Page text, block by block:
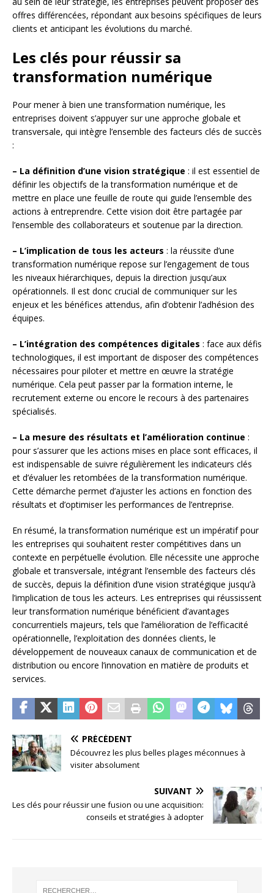
offres différencées, répondant aux besoins spécifiques de leurs
clients et anticipant les évolutions du marché.
Les clés pour réussir sa
transformation numérique
Pour mener à bien une transformation numérique, les
entreprises doivent s’appuyer sur une approche globale et
transversale, qui intègre l’ensemble des facteurs clés de succès
:
– La définition d’une vision stratégique : il est essentiel de
définir les objectifs de la transformation numérique et de
mettre en place une feuille de route qui guide l’ensemble des
actions à entreprendre. Cette vision doit être partagée par
l’ensemble des collaborateurs et soutenue par la direction.
– L’implication de tous les acteurs : la réussite d’une
transformation numérique repose sur l’engagement de tous
les niveaux hiérarchiques, depuis la direction jusqu’aux
opérationnels. Il est donc crucial de communiquer sur les
enjeux et les bénéfices attendus, afin d’obtenir l’adhésion des
équipes.
– L’intégration des compétences digitales : face aux défis
technologiques, il est important de disposer des compétences
nécessaires pour piloter et mettre en œuvre la stratégie
numérique. Cela peut passer par la formation interne, le
recrutement externe ou encore le recours à des partenaires
spécialisés.
– La mesure des résultats et l’amélioration continue :
pour s’assurer que les actions mises en place sont efficaces, il
est indispensable de suivre régulièrement les indicateurs clés
et d’évaluer les retombées de la transformation numérique.
Cette démarche permet d’ajuster les actions en fonction des
résultats et d’optimiser les performances de l’entreprise.
En résumé, la transformation numérique est un impératif pour
les entreprises qui souhaitent rester compétitives dans un
contexte en perpétuelle évolution. Elle nécessite une approche
globale et transversale, intégrant l’ensemble des facteurs clés
de succès, depuis la définition d’une vision stratégique jusqu’à
l’implication de tous les acteurs. Les entreprises qui réussissent
leur transformation numérique bénéficient d’avantages
concurrentiels majeurs, tels que l’amélioration de l’efficacité
opérationnelle, l’exploitation des données clients, le
développement de nouveaux canaux de communication et de
distribution ou encore l’innovation en matière de produits et
services.
PRÉCÉDENT
Découvrez les plus belles plages méconnues à
visiter absolument
SUIVANT
Les clés pour réussir une fusion ou une acquisition:
conseils et stratégies à adopter